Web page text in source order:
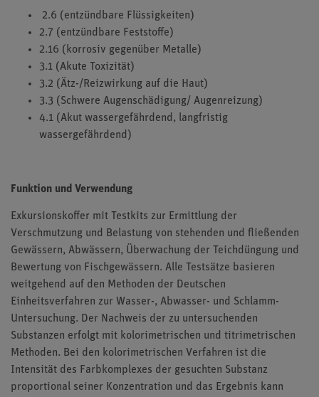
2.6 (entzündbare Flüssigkeiten)
2.7 (entzündbare Feststoffe)
2.16 (korrosiv gegenüber Metalle)
3.1 (Akute Toxizität)
3.2 (Ätz-/Reizwirkung auf die Haut)
3.3 (Schwere Augenschädigung/ Augenreizung)
4.1 (Akut wassergefährdend, langfristig
wassergefährdend)
Funktion und Verwendung
Exkursionskoffer mit Testkits zur Ermittlung der
Verschmutzung und Belastung von stehenden und fließenden
Gewässern, Abwässern, Überwachung der Teichdüngung und
Bewertung von Fischgewässern. Alle Testsätze basieren
weitgehend auf den Methoden der Deutschen
Einheitsverfahren zur Wasser-, Abwasser- und Schlamm-
Untersuchung. Der Nachweis der zu untersuchenden
Substanzen erfolgt mit kolorimetrischen und titrimetrischen
Methoden. Bei den kolorimetrischen Verfahren ist die
Intensität des Farbkomplexes der gesuchten Substanz
proportional seiner Konzentration und das Ergebnis kann